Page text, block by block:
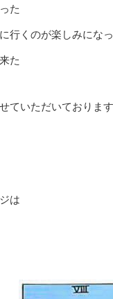
た
行くのが楽しみにな
た
ていただいております
は